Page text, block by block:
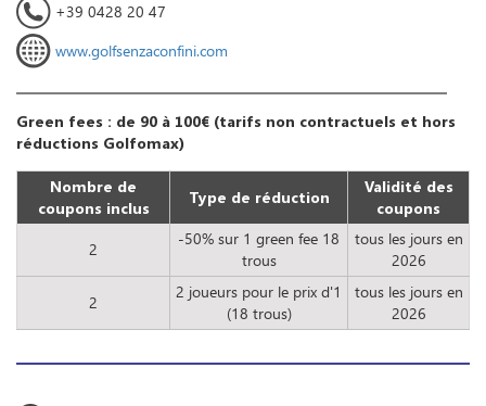
+39 0428 20 47
www.golfsenzaconfini.com
Green fees : de 90 à 100€ (tarifs non contractuels et hors
réductions Golfomax)
Nombre de
coupons inclus
Type de réduction
Validité des
coupons
2
-50% sur 1 green fee 18
trous
tous les jours en
2026
2
2 joueurs pour le prix d'1
(18 trous)
tous les jours en
2026